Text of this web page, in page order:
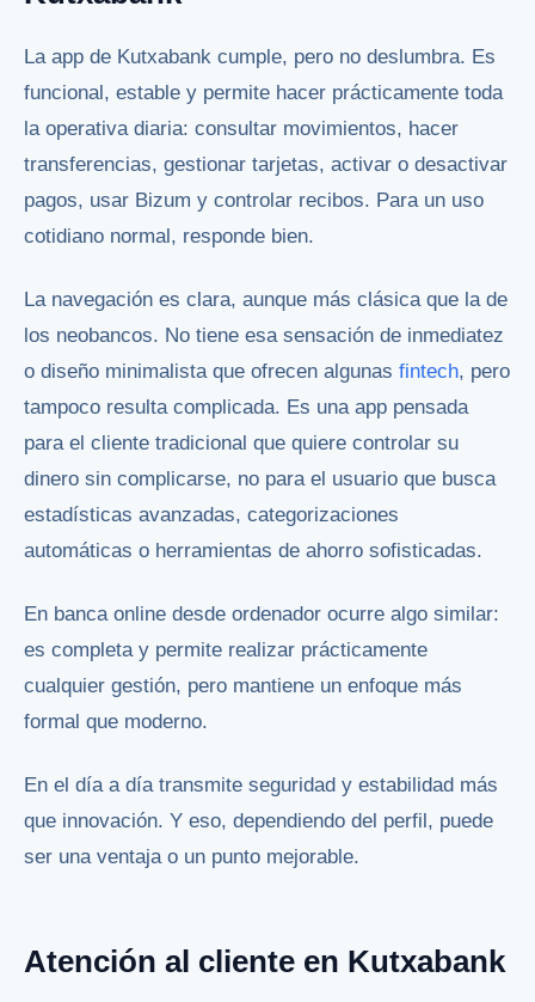
La app de Kutxabank cumple, pero no deslumbra. Es
funcional, estable y permite hacer prácticamente toda
la operativa diaria: consultar movimientos, hacer
transferencias, gestionar tarjetas, activar o desactivar
pagos, usar Bizum y controlar recibos. Para un uso
cotidiano normal, responde bien.
La navegación es clara, aunque más clásica que la de
los neobancos. No tiene esa sensación de inmediatez
o diseño minimalista que ofrecen algunas fintech, pero
tampoco resulta complicada. Es una app pensada
para el cliente tradicional que quiere controlar su
dinero sin complicarse, no para el usuario que busca
estadísticas avanzadas, categorizaciones
automáticas o herramientas de ahorro sofisticadas.
En banca online desde ordenador ocurre algo similar:
es completa y permite realizar prácticamente
cualquier gestión, pero mantiene un enfoque más
formal que moderno.
En el día a día transmite seguridad y estabilidad más
que innovación. Y eso, dependiendo del perfil, puede
ser una ventaja o un punto mejorable.
Atención al cliente en Kutxabank